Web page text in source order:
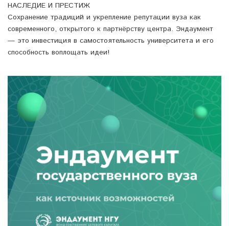
НАСЛЕДИЕ И ПРЕСТИЖ
Сохранение традиций и укрепление репутации вуза как
современного, открытого к партнёрству центра. Эндаумент
— это инвестиция в самостоятельность университета и его
способность воплощать идеи!